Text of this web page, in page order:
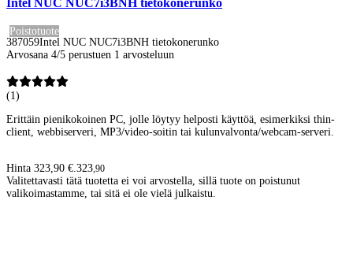
Poistotuote
387059Intel NUC NUC7i3BNH tietokonerunko
Arvosana 4/5 perustuen 1 arvosteluun
(1 )
Erittäin pienikokoinen PC, jolle löytyy helposti käyttöä, esimerkiksi thin-
client, webbiserveri, MP3/video-soitin tai kulunvalvonta/webcam-serveri.
Hinta 323,90 €. 323,90
Valitettavasti tätä tuotetta ei voi arvostella, sillä tuote on poistunut
valikoimastamme, tai sitä ei ole vielä julkaistu.